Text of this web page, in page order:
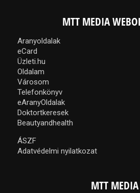
MTT MEDIA
Aranyoldalak
eCard
Üzleti.hu
Oldalam
Városom
Telefonkönyv
eAranyOldalak
Doktortkeresek
Beautyandhealth
ÁSZF
Adatvédelmi nyilatkozat
MTT MEDIA